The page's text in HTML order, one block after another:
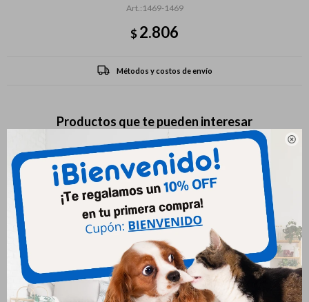

1469-1469
$2.806
Métodos y costos de envío
Productos que te pueden interesar